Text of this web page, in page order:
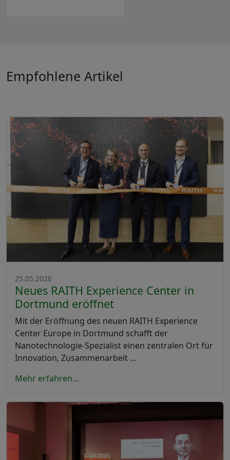
Empfohlene Artikel
25.05.2026
Neues RAITH Experience Center in
Dortmund eröffnet
Mit der Eröffnung des neuen RAITH Experience
Center Europe in Dortmund schafft der
Nanotechnologie-Spezialist einen zentralen Ort für
Innovation, Zusammenarbeit …
Mehr erfahren...